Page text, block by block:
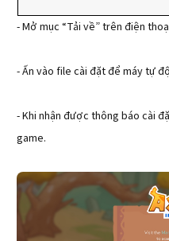
- Mở mục “Tải về” trên điện
- Ấn vào file cài đặt để máy tự
- Khi nhận được thông báo cài
game.